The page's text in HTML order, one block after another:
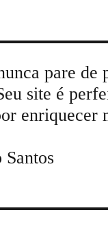
pare de
site é
enriquecer